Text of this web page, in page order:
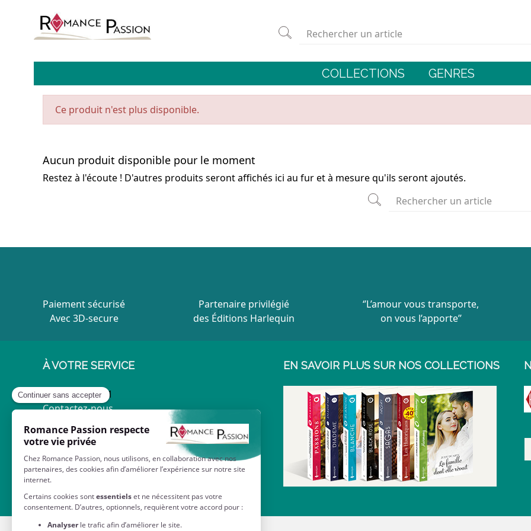
COLLECTIONS GENRES
Ce produit n'est plus disponible.
Aucun produit disponible pour le moment
Restez à l'écoute ! D'autres produits seront affichés ici au fur et à mesure qu'ils seront ajoutés.
Paiement sécurisé
Avec 3D-secure
Partenaire privilégié
des Éditions Harlequin
‘’L’amour vous transporte,
on vous l’apporte’’
À VOTRE SERVICE
Contactez-nous
EN SAVOIR PLUS SUR NOS COLLECTIONS